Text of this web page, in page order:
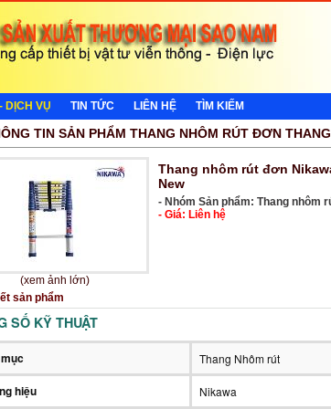
DỊCH VỤ TIN TỨC LIÊN HỆ TÌM KIẾM
TIN SẢN PHẨM THANG NHÔM RÚT ĐƠN
(xem ảnh lớn)
Thang nhôm rút đơn
New
- Nhóm Sản phẩm: Thang nhôm
- Giá: Liên hệ
sản phẩm
SỐ KỸ THUẬT
Thang Nhôm rút
hiệu Nikawa